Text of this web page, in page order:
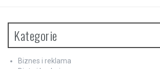
Kategorie
Biznes i reklama